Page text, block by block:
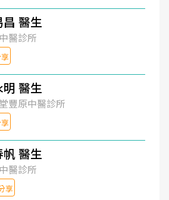
醫生
醫診所
明 醫生
豐原中醫診所
醫生
醫診所
享